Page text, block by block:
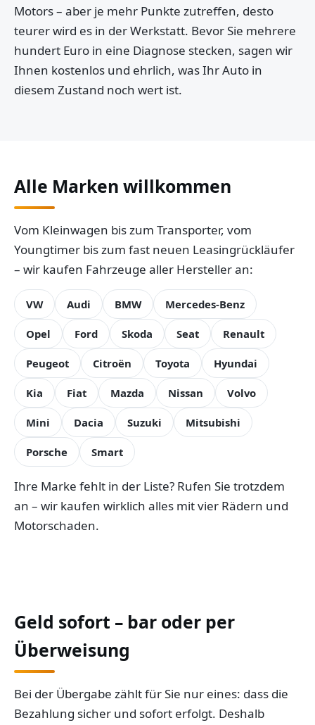
Motors – aber je mehr Punkte zutreffen, desto
teurer wird es in der Werkstatt. Bevor Sie mehrere
hundert Euro in eine Diagnose stecken, sagen wir
Ihnen kostenlos und ehrlich, was Ihr Auto in
diesem Zustand noch wert ist.
Alle Marken willkommen
Vom Kleinwagen bis zum Transporter, vom
Youngtimer bis zum fast neuen Leasingrückläufer
– wir kaufen Fahrzeuge aller Hersteller an:
VW Audi BMW Mercedes-Benz
Opel Ford Skoda Seat Renault
Peugeot Citroën Toyota Hyundai
Kia Fiat Mazda Nissan Volvo
Mini Dacia Suzuki Mitsubishi
Porsche Smart
Ihre Marke fehlt in der Liste? Rufen Sie trotzdem
an – wir kaufen wirklich alles mit vier Rädern und
Motorschaden.
Geld sofort – bar oder per
Überweisung
Bei der Übergabe zählt für Sie nur eines: dass die
Bezahlung sicher und sofort erfolgt. Deshalb